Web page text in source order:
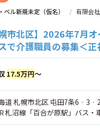
ル新規未定（仮名）
有限会
市北区】2026年7月
で介護職員の募集＜正
17.5万円～
道 札幌市北区 屯田7条
札沼線「百合が原駅」バス・